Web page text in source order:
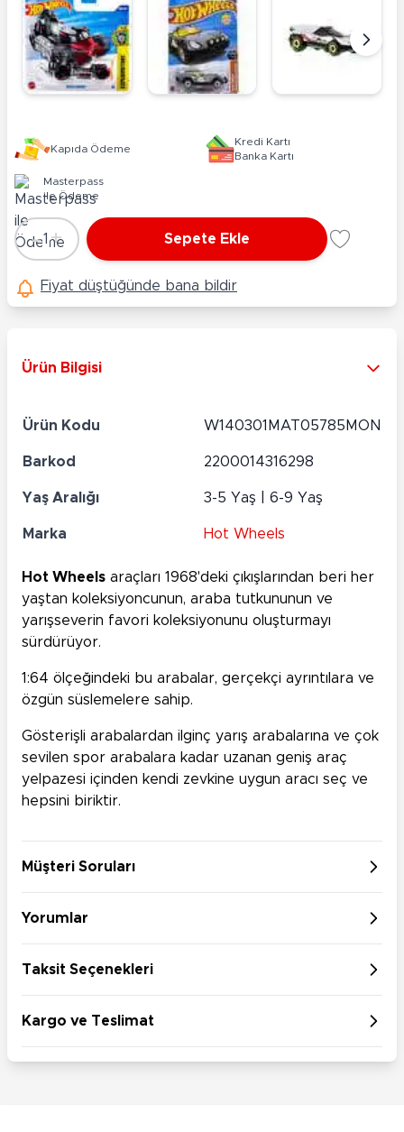
Kapıda Ödeme
Kredi Kartı
Banka Kartı
Masterpass
ile Ödeme
Adet
-1 + Sepete Ekle
Fiyat düştüğünde bana bildir
Ürün Bilgisi
Ürün Kodu W140301MAT05785MON
Barkod 2200014316298
Yaş Aralığı 3-5 Yaş | 6-9 Yaş
Marka Hot Wheels
Hot Wheels araçları 1968'deki çıkışlarından beri her
yaştan koleksiyoncunun, araba tutkununun ve
yarışseverin favori koleksiyonunu oluşturmayı
sürdürüyor.
1:64 ölçeğindeki bu arabalar, gerçekçi ayrıntılara ve
özgün süslemelere sahip.
Gösterişli arabalardan ilginç yarış arabalarına ve çok
sevilen spor arabalara kadar uzanan geniş araç
yelpazesi içinden kendi zevkine uygun aracı seç ve
hepsini biriktir.
Müşteri Soruları
Yorumlar
Taksit Seçenekleri
Kargo ve Teslimat